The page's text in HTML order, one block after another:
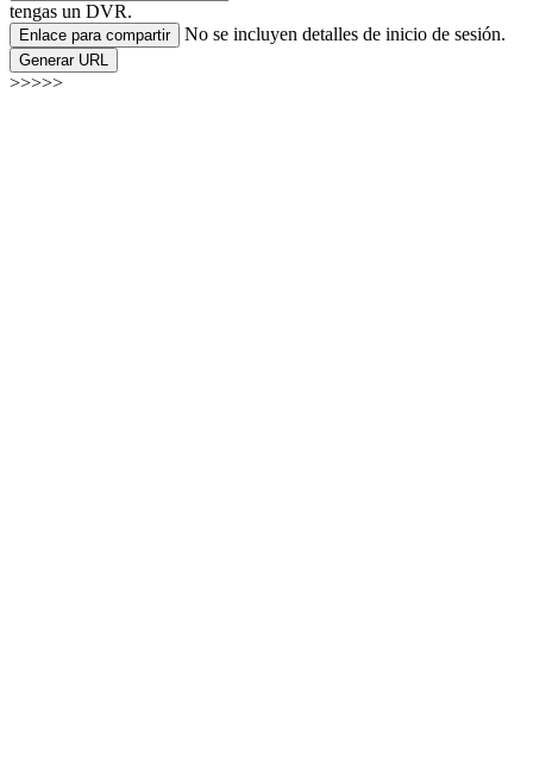
tengas un DVR.
Enlace para compartir No se incluyen detalles de inicio de sesión.
Generar URL
>>>>>